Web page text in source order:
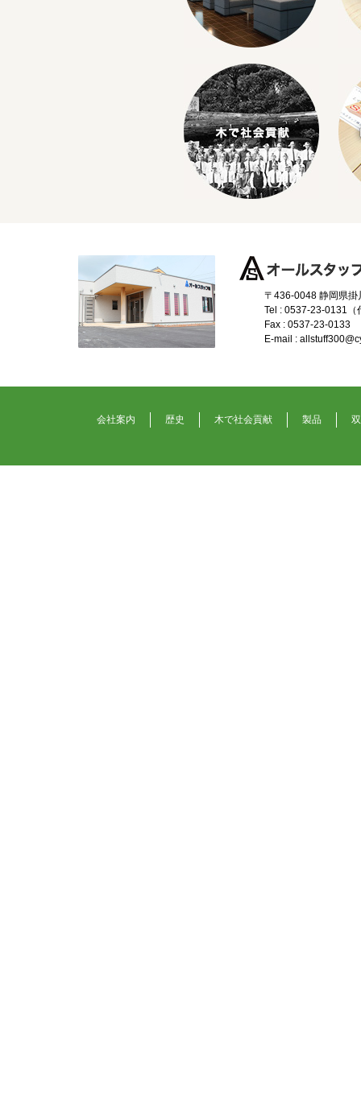
〒436-0048 静岡県掛
Tel : 0537-23-0131（
Fax : 0537-23-0133
E-mail :
会社案内 歴史 木で社会貢献 製品